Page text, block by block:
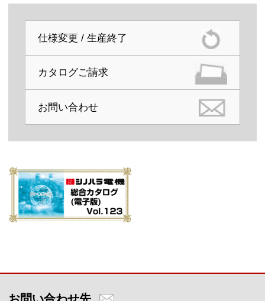
仕様変更 / 生産終了
カタログご請求
お問い合わせ